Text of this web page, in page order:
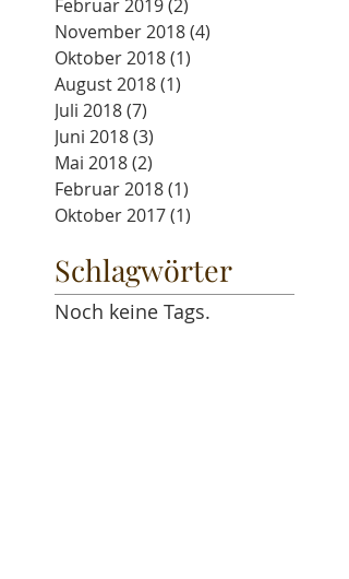
Mai 2019(3)3 Beiträge
April 2019 (6)6 Beiträge
Februar 2019 (2)2 Beiträge
November 2018
Oktober 2018
August 2018
Juli 2018(7)7 Beiträge
Juni 2018(3)3 Beiträge
Mai 2018(2) 2 Beiträge
Oktober 2017(1)1 Beitrag
Schlagwörter